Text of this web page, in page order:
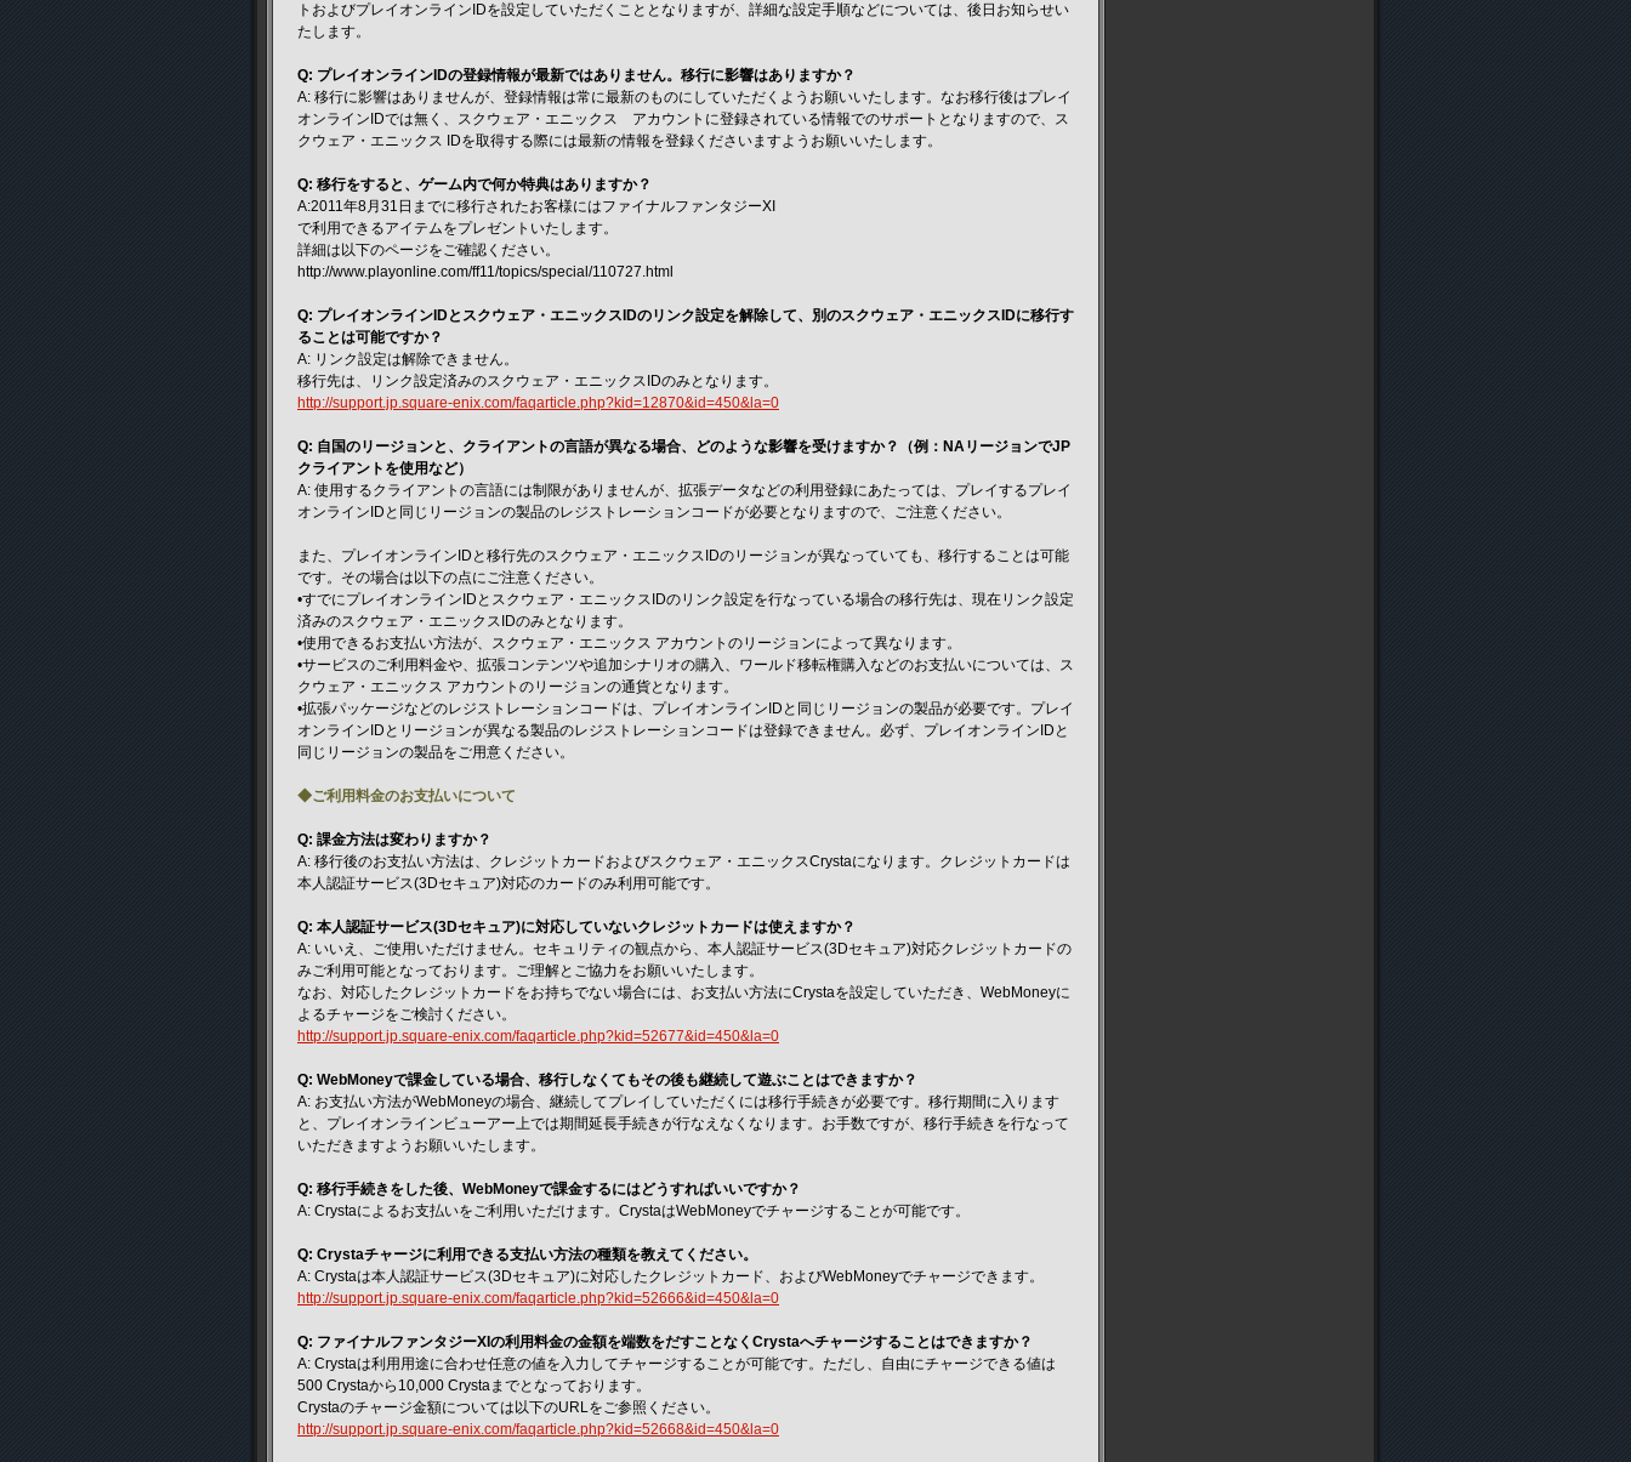
トおよびプレイオンラインIDを設定していただくこととなりますが、詳細な設定手順などについては、後日お知らせい
たします。
Q: プレイオンラインIDの登録情報が最新ではありません。移行に影響はありますか？
A: 移行に影響はありませんが、登録情報は常に最新のものにしていただくようお願いいたします。なお移行後はプレイ
オンラインIDでは無く、スクウェア・エニックス アカウントに登録されている情報でのサポートとなりますので、ス
クウェア・エニックス IDを取得する際には最新の情報を登録くださいますようお願いいたします。
Q: 移行をすると、ゲーム内で何か特典はありますか？
A:2011年8月31日までに移行されたお客様にはファイナルファンタジーXI
で利用できるアイテムをプレゼントいたします。
詳細は以下のページをご確認ください。
http://www.playonline.com/ff11/topics/special/110727.html
Q: プレイオンラインIDとスクウェア・エニックスIDのリンク設定を解除して、別のスクウェア・エニックスIDに移行す
ることは可能ですか？
A: リンク設定は解除できません。
移行先は、リンク設定済みのスクウェア・エニックスIDのみとなります。
http://support.jp.square-enix.com/faqarticle.php?kid=12870&id=450&la=0
Q: 自国のリージョンと、クライアントの言語が異なる場合、どのような影響を受けますか？（例：NAリージョンでJP
クライアントを使用など）
A: 使用するクライアントの言語には制限がありませんが、拡張データなどの利用登録にあたっては、プレイするプレイ
オンラインIDと同じリージョンの製品のレジストレーションコードが必要となりますので、ご注意ください。
また、プレイオンラインIDと移行先のスクウェア・エニックスIDのリージョンが異なっていても、移行することは可能
です。その場合は以下の点にご注意ください。
•すでにプレイオンラインIDとスクウェア・エニックスIDのリンク設定を行なっている場合の移行先は、現在リンク設定
済みのスクウェア・エニックスIDのみとなります。
•使用できるお支払い方法が、スクウェア・エニックス アカウントのリージョンによって異なります。
•サービスのご利用料金や、拡張コンテンツや追加シナリオの購入、ワールド移転権購入などのお支払いについては、ス
クウェア・エニックス アカウントのリージョンの通貨となります。
•拡張パッケージなどのレジストレーションコードは、プレイオンラインIDと同じリージョンの製品が必要です。プレイ
オンラインIDとリージョンが異なる製品のレジストレーションコードは登録できません。必ず、プレイオンラインIDと
同じリージョンの製品をご用意ください。
◆ご利用料金のお支払いについて
Q: 課金方法は変わりますか？
A: 移行後のお支払い方法は、クレジットカードおよびスクウェア・エニックスCrystaになります。クレジットカードは
本人認証サービス(3Dセキュア)対応のカードのみ利用可能です。
Q: 本人認証サービス(3Dセキュア)に対応していないクレジットカードは使えますか？
A: いいえ、ご使用いただけません。セキュリティの観点から、本人認証サービス(3Dセキュア)対応クレジットカードの
みご利用可能となっております。ご理解とご協力をお願いいたします。
なお、対応したクレジットカードをお持ちでない場合には、お支払い方法にCrystaを設定していただき、WebMoneyに
よるチャージをご検討ください。
http://support.jp.square-enix.com/faqarticle.php?kid=52677&id=450&la=0
Q: WebMoneyで課金している場合、移行しなくてもその後も継続して遊ぶことはできますか？
A: お支払い方法がWebMoneyの場合、継続してプレイしていただくには移行手続きが必要です。移行期間に入ります
と、プレイオンラインビューアー上では期間延長手続きが行なえなくなります。お手数ですが、移行手続きを行なって
いただきますようお願いいたします。
Q: 移行手続きをした後、WebMoneyで課金するにはどうすればいいですか？
A: Crystaによるお支払いをご利用いただけます。CrystaはWebMoneyでチャージすることが可能です。
Q: Crystaチャージに利用できる支払い方法の種類を教えてください。
A: Crystaは本人認証サービス(3Dセキュア)に対応したクレジットカード、およびWebMoneyでチャージできます。
http://support.jp.square-enix.com/faqarticle.php?kid=52666&id=450&la=0
Q: ファイナルファンタジーXIの利用料金の金額を端数をだすことなくCrystaへチャージすることはできますか？
A: Crystaは利用用途に合わせ任意の値を入力してチャージすることが可能です。ただし、自由にチャージできる値は
500 Crystaから10,000 Crystaまでとなっております。
Crystaのチャージ金額については以下のURLをご参照ください。
http://support.jp.square-enix.com/faqarticle.php?kid=52668&id=450&la=0